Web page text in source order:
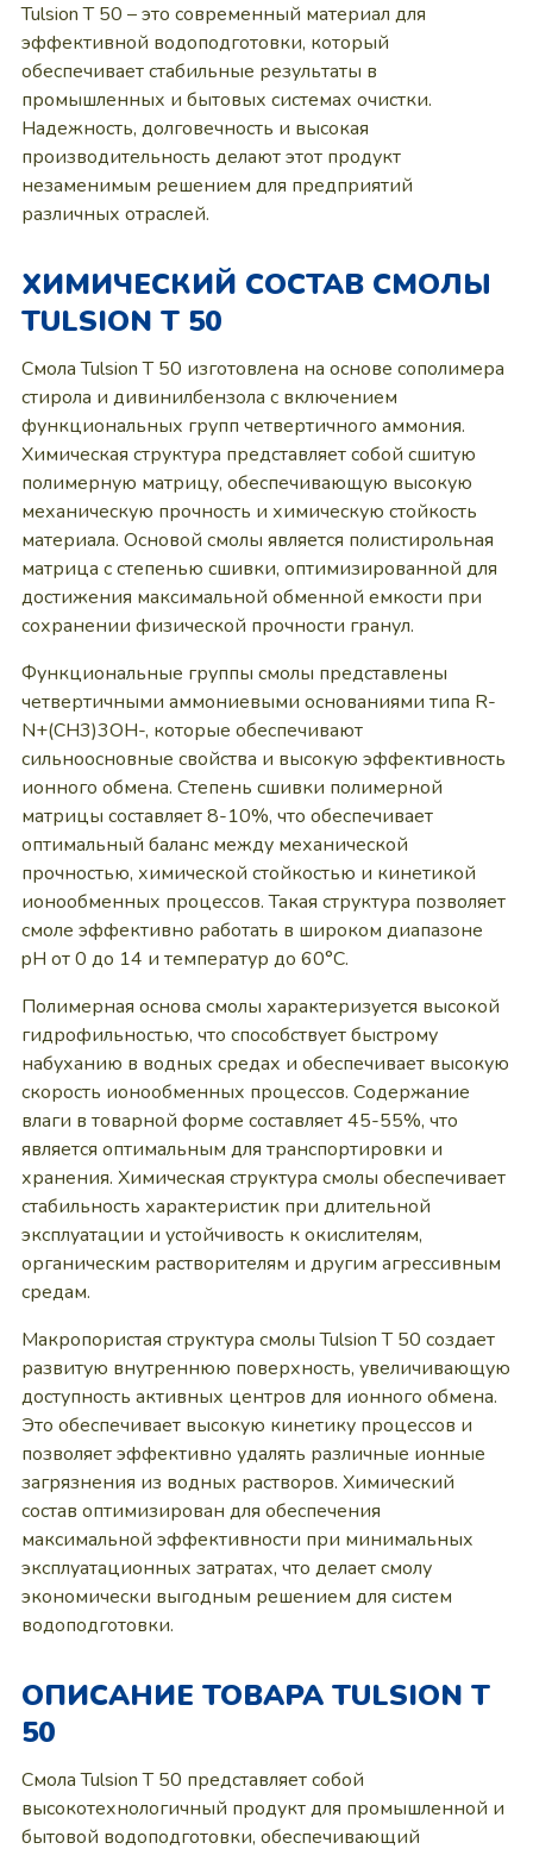
Tulsion T 50 – это современный материал для
эффективной водоподготовки, который
обеспечивает стабильные результаты в
промышленных и бытовых системах очистки.
Надежность, долговечность и высокая
производительность делают этот продукт
незаменимым решением для предприятий
различных отраслей.
ХИМИЧЕСКИЙ СОСТАВ СМОЛЫ
TULSION T 50
Смола Tulsion T 50 изготовлена на основе сополимера
стирола и дивинилбензола с включением
функциональных групп четвертичного аммония.
Химическая структура представляет собой сшитую
полимерную матрицу, обеспечивающую высокую
механическую прочность и химическую стойкость
материала. Основой смолы является полистирольная
матрица с степенью сшивки, оптимизированной для
достижения максимальной обменной емкости при
сохранении физической прочности гранул.
Функциональные группы смолы представлены
четвертичными аммониевыми основаниями типа R-
N+(CH3)3OH-, которые обеспечивают
сильноосновные свойства и высокую эффективность
ионного обмена. Степень сшивки полимерной
матрицы составляет 8-10%, что обеспечивает
оптимальный баланс между механической
прочностью, химической стойкостью и кинетикой
ионообменных процессов. Такая структура позволяет
смоле эффективно работать в широком диапазоне
pH от 0 до 14 и температур до 60°C.
Полимерная основа смолы характеризуется высокой
гидрофильностью, что способствует быстрому
набуханию в водных средах и обеспечивает высокую
скорость ионообменных процессов. Содержание
влаги в товарной форме составляет 45-55%, что
является оптимальным для транспортировки и
хранения. Химическая структура смолы обеспечивает
стабильность характеристик при длительной
эксплуатации и устойчивость к окислителям,
органическим растворителям и другим агрессивным
средам.
Макропористая структура смолы Tulsion T 50 создает
развитую внутреннюю поверхность, увеличивающую
доступность активных центров для ионного обмена.
Это обеспечивает высокую кинетику процессов и
позволяет эффективно удалять различные ионные
загрязнения из водных растворов. Химический
состав оптимизирован для обеспечения
максимальной эффективности при минимальных
эксплуатационных затратах, что делает смолу
экономически выгодным решением для систем
водоподготовки.
ОПИСАНИЕ ТОВАРА TULSION T
50
Смола Tulsion T 50 представляет собой
высокотехнологичный продукт для промышленной и
бытовой водоподготовки, обеспечивающий